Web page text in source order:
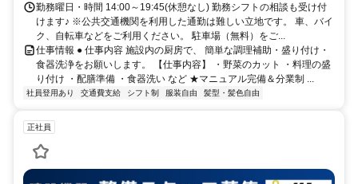
勤務曜日・時間 14:00～19:45(休憩なし) 勤務シフトの相談も受け付
けます♪ ※公共交通機関を利用した通勤は難しい立地です。 車、バイ
ク、自転車などをご利用ください。 駐車場（無料）をご...
仕事情報 ● 仕事内容 施設内の厨房で、 簡単な調理補助・盛り付け・
食器洗浄をお願いします。 【仕事内容】 ・野菜のカット ・料理の盛
り付け ・配膳準備 ・食器洗い など ★マニュアル完備＆分業制 ...
社員登用あり 交通費支給 シフト制 服装自由 髪型・髪色自由
正社員